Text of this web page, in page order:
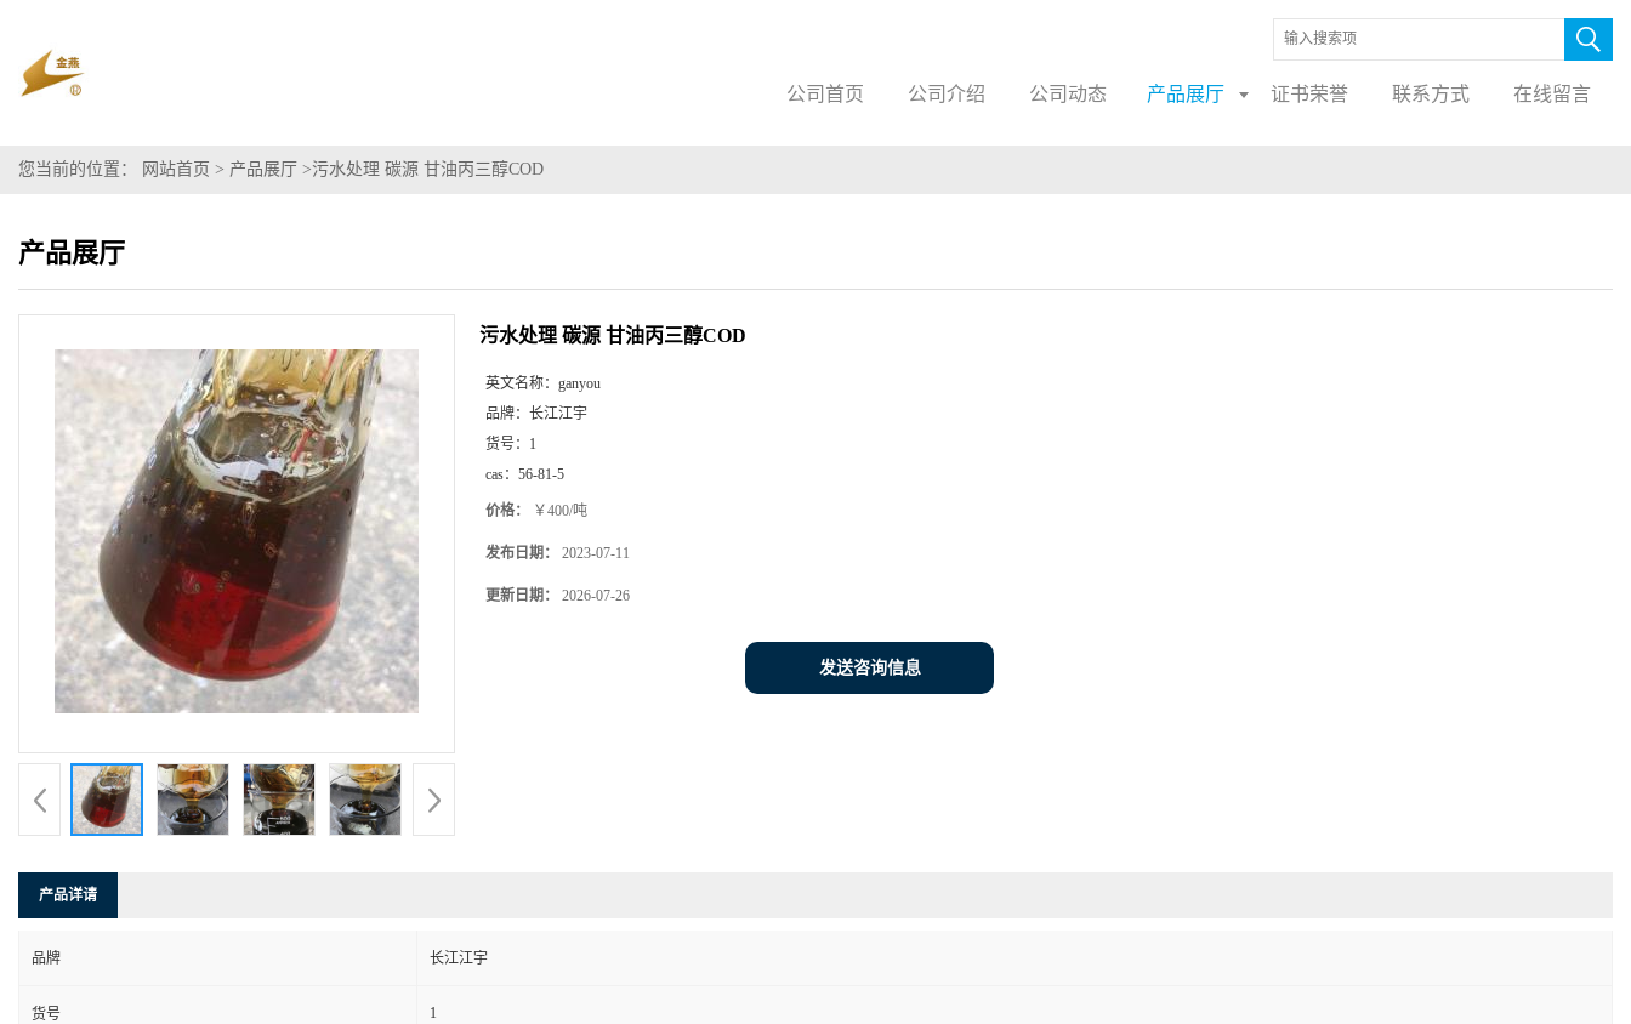
公司首页 公司介绍 公司动态 产品展厅 证书荣誉 联系方式 在线留言
您当前的位置： 网站首页 > 产品展厅 >污水处理 碳源 甘油丙三醇COD
产品展厅
污水处理 碳源 甘油丙三醇COD
英文名称： ganyou
品牌： 长江江宇
货号： 1
cas： 56-81-5
价格： ￥400/吨
发布日期： 2023-07-11
更新日期： 2026-07-26
发送咨询信息
产品详请
品牌 长江江宇
货号 1